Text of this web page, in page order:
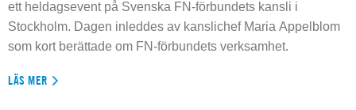
ett heldagsevent på Svenska FN-förbundets kansli i
Stockholm. Dagen inleddes av kanslichef Maria Appelblom
som kort berättade om FN-förbundets verksamhet.
LÄS MER